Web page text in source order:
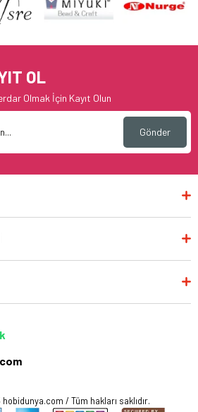
OL
Olmak İçin Kayıt Olun
Gönder
/ Tüm hakları saklıdır.